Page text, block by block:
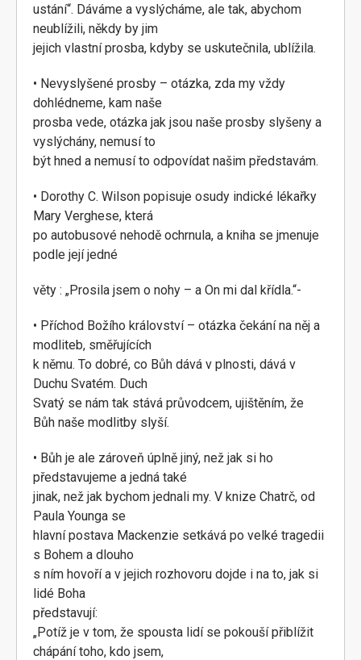
ustání“. Dáváme a vyslýcháme, ale tak, abychom
neublížili, někdy by jim
jejich vlastní prosba, kdyby se uskutečnila, ublížila.
• Nevyslyšené prosby – otázka, zda my vždy
dohlédneme, kam naše
prosba vede, otázka jak jsou naše prosby slyšeny a
vyslýchány, nemusí to
být hned a nemusí to odpovídat našim představám.
• Dorothy C. Wilson popisuje osudy indické lékařky
Mary Verghese, která
po autobusové nehodě ochrnula, a kniha se jmenuje
podle její jedné
věty : „Prosila jsem o nohy – a On mi dal křídla.“-
• Příchod Božího království – otázka čekání na něj a
modliteb, směřujících
k němu. To dobré, co Bůh dává v plnosti, dává v
Duchu Svatém. Duch
Svatý se nám tak stává průvodcem, ujištěním, že
Bůh naše modlitby slyší.
• Bůh je ale zároveň úplně jiný, než jak si ho
představujeme a jedná také
jinak, než jak bychom jednali my. V knize Chatrč, od
Paula Younga se
hlavní postava Mackenzie setkává po velké tragedii
s Bohem a dlouho
s ním hovoří a v jejich rozhovoru dojde i na to, jak si
lidé Boha
představují:
„Potíž je v tom, že spousta lidí se pokouší přiblížit
chápání toho, kdo jsem,